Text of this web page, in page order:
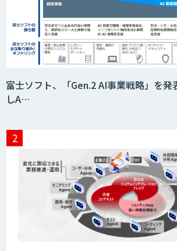
需要予測＋業務最適
『KISS』
imprai ezCheck
miibo
富士ソフト、「Gen.2 AI事業戦略」を発
しA…